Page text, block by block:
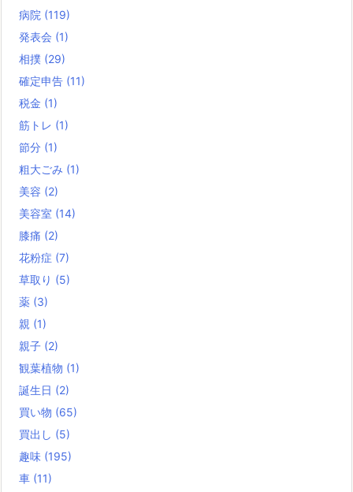
病院 (119)
発表会 (1)
相撲 (29)
確定申告 (11)
税金 (1)
筋トレ (1)
節分 (1)
粗大ごみ (1)
美容 (2)
美容室 (14)
膝痛 (2)
花粉症 (7)
草取り (5)
薬 (3)
親 (1)
親子 (2)
観葉植物 (1)
誕生日 (2)
買い物 (65)
買出し (5)
趣味 (195)
車 (11)